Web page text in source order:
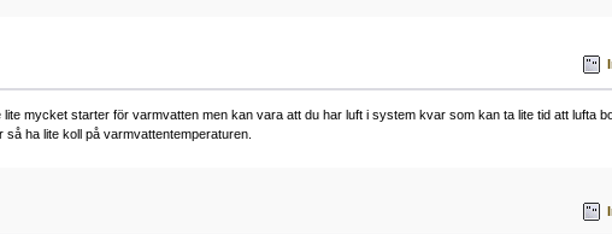
mycket starter för varmvatten men kan vara att du har luft i system kvar som kan ta lite tid att lufta
ha lite koll på varmvattentemperaturen.